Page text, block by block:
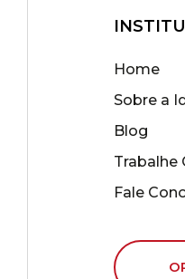
Home
Sobre a
Blog
Trabalhe
Fale